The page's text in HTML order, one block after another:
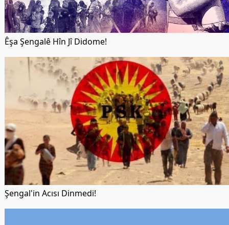
Êşa Şengalê Hîn Jî Didome!
Şengal'in Acısı Dinmedi!